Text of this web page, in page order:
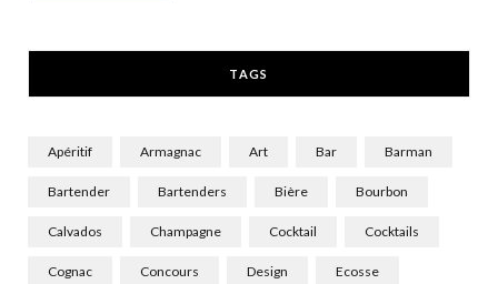
TAGS
Apéritif Armagnac Art Bar Barman
Bartender Bartenders Bière Bourbon
Calvados Champagne Cocktail Cocktails
Cognac Concours Design Ecosse